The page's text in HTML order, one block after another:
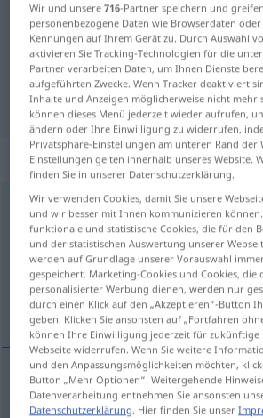
Spanisch-Deutsch
"recargado"
"recargado" Deutsch
„recargado“: adjetivo
recargado [rrɛkarˈɣa ð o]adj
Übersicht aller Übersetzungen
(Für mehr Details die Übersetzung
überladen
überladen recargadotb FIG
Wir und unsere716-Partner speichern und
personenbezogene Daten wie Browserdaten
Kennungen auf Ihrem Gerät zu. Durch Auswahl
aktivieren Sie Tracking-Technologien für die
Partner verarbeiten Daten, um Ihnen Dienste
aufgeführten Zwecke. Wenn Tracker deaktiviert
Inhalte und Anzeigen möglicherweise nicht mehr
können dieses Menü jederzeit wieder aufrufen,
ändern oder Ihre Einwilligung zu widerrufen,
Privatsphäre-Einstellungen am unteren Rand der
Einstellungen gelten innerhalb unseres Website.
finden Sie in unserer Datenschutzerklärung.
Wir verwenden Cookies, damit Sie unsere
und wir besser mit Ihnen kommunizieren
funktionale und statistische Cookies, die für den
und der statistischen Auswertung unserer
werden auf Grundlage unserer Vorauswahl
gespeichert. Marketing-Cookies und Cookies, die
personalisierter Werbung dienen, werden nur
durch einen Klick auf den „Akzeptieren“-Button
geben. Klicken Sie ansonsten auf „Fortfahren
können Ihre Einwilligung jederzeit für zukünftige
Webseite widerrufen. Wenn Sie weitere
und den Anpassungsmöglichkeiten möchten,
Button „Mehr Optionen“. Weitergehende
Datenverarbeitung entnehmen Sie ansonsten
Datenschutzerklärung. Hier finden Sie unser